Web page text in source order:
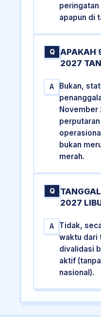
peringatan
apapun di
Q
APAKAH
2027
A
Bukan,
November
bukan
merah.
Q
2027
A
Tidak,
waktu dari
divalidasi
aktif
nasional).